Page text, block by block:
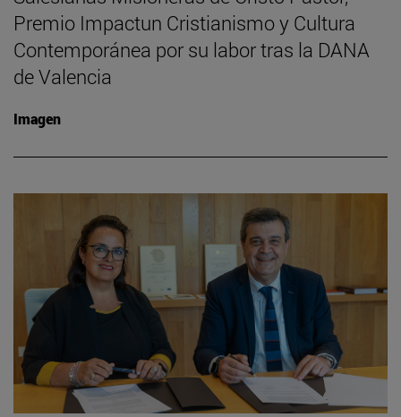
Premio Impactun Cristianismo y Cultura
Contemporánea por su labor tras la DANA
de Valencia
Imagen